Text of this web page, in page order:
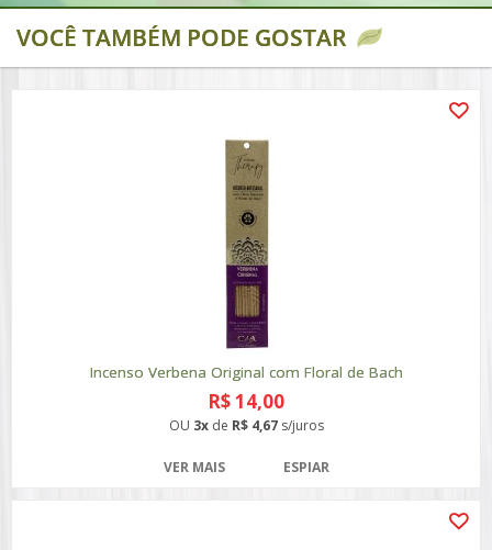
VOCÊ TAMBÉM PODE GOSTAR
Incenso Verbena Original com Floral de Bach
R$ 14,00
OU 3xde R$ 4,67s/juros
VER MAIS ESPIAR